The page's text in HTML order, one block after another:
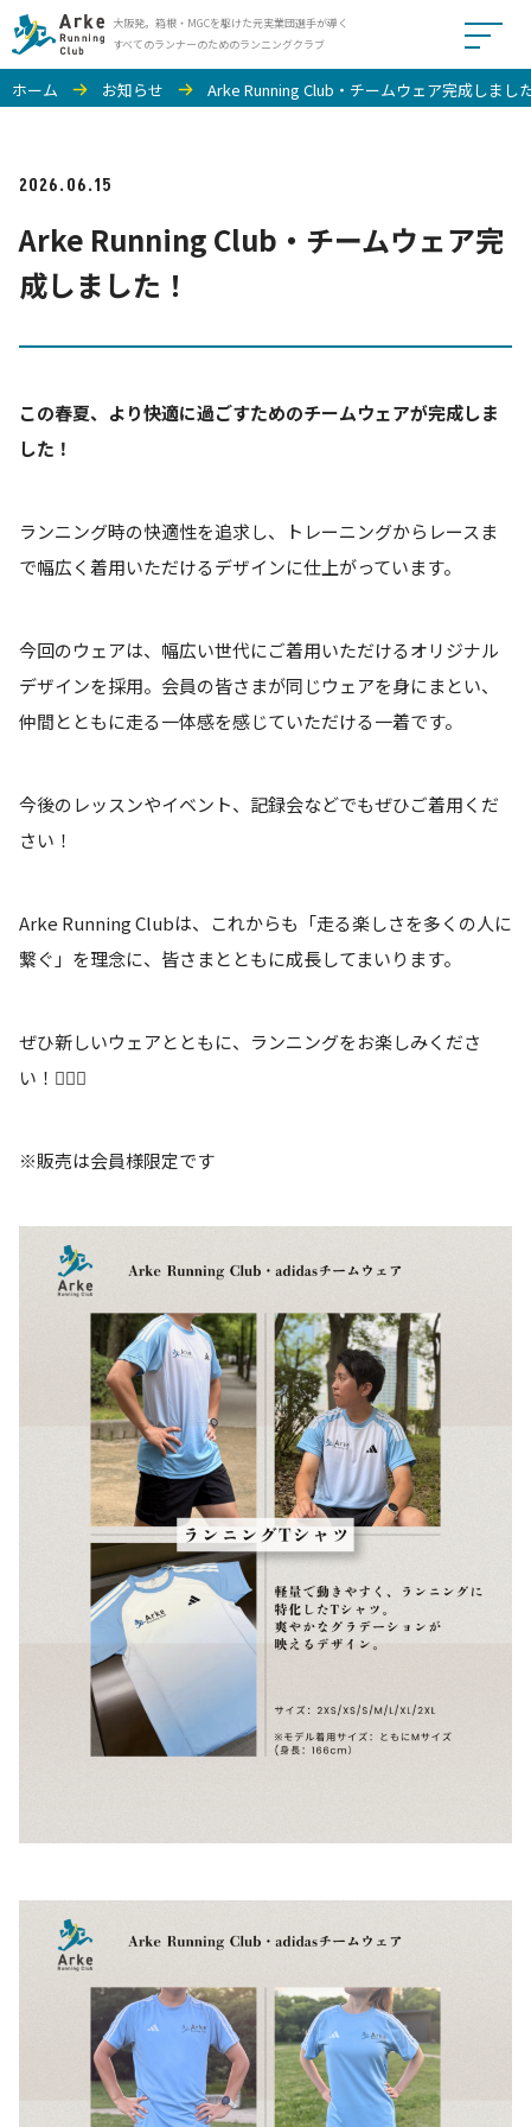
大阪発。箱根・MGCを駆けた元実業団選手が導く
すべてのランナーのためのランニングクラブ
一般の部 中学生の部 小学生の部 料金
ホーム お知らせ Arke Running Club・チームウェア完成しまし
2026.06.15
Arke Running Club・チームウェア完
成しました！
この春夏、より快適に過ごすためのチームウェアが完成しま
した！
ランニング時の快適性を追求し、トレーニングからレースま
で幅広く着用いただけるデザインに仕上がっています。
今回のウェアは、幅広い世代にご着用いただけるオリジナル
デザインを採用。会員の皆さまが同じウェアを身にまとい、
仲間とともに走る一体感を感じていただける一着です。
今後のレッスンやイベント、記録会などでもぜひご着用くだ
さい！
Arke Running Clubは、これからも「走る楽しさを多くの人に
繋ぐ」を理念に、皆さまとともに成長してまいります。
ぜひ新しいウェアとともに、ランニングをお楽しみくださ
い！🏃‍♂️✨
※販売は会員様限定です